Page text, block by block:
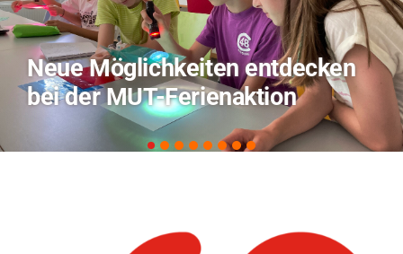
TVO berichtet über Forschung
zu KI in der Landwirtschaft